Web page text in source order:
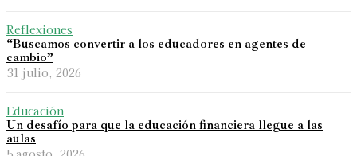
Reflexiones
“Buscamos convertir a los educadores en agentes de
cambio”
31 julio, 2026
Educación
Un desafío para que la educación financiera llegue a las
aulas